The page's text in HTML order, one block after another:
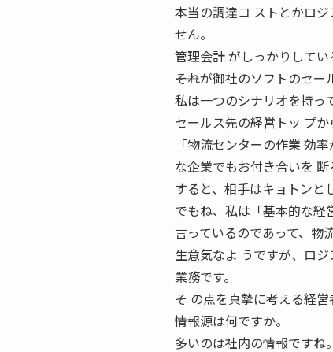
本当の調達コ ストとかロ
せん。
管理会計 がしっかりしてい
――それが御社のソフトのセ
私は一つのシナリオを持っ
セールス先の経営トッ プ
「物流センターの作業 効
な企業でもお付き合いを 断
すると、相手はキョトンと
でもね、私は「基本的な経
言っているのであって、物
生意気なよ うですが、ロ
業務です。
そ の点を真摯に考える経
――情報源は何ですか。
多いのは社内の情報ですね。